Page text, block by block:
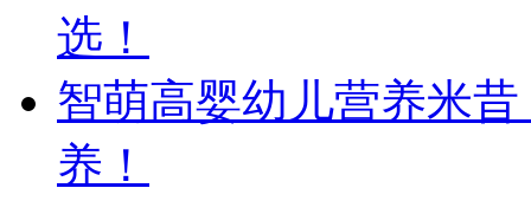
选！
智萌高婴幼儿营养米
养！